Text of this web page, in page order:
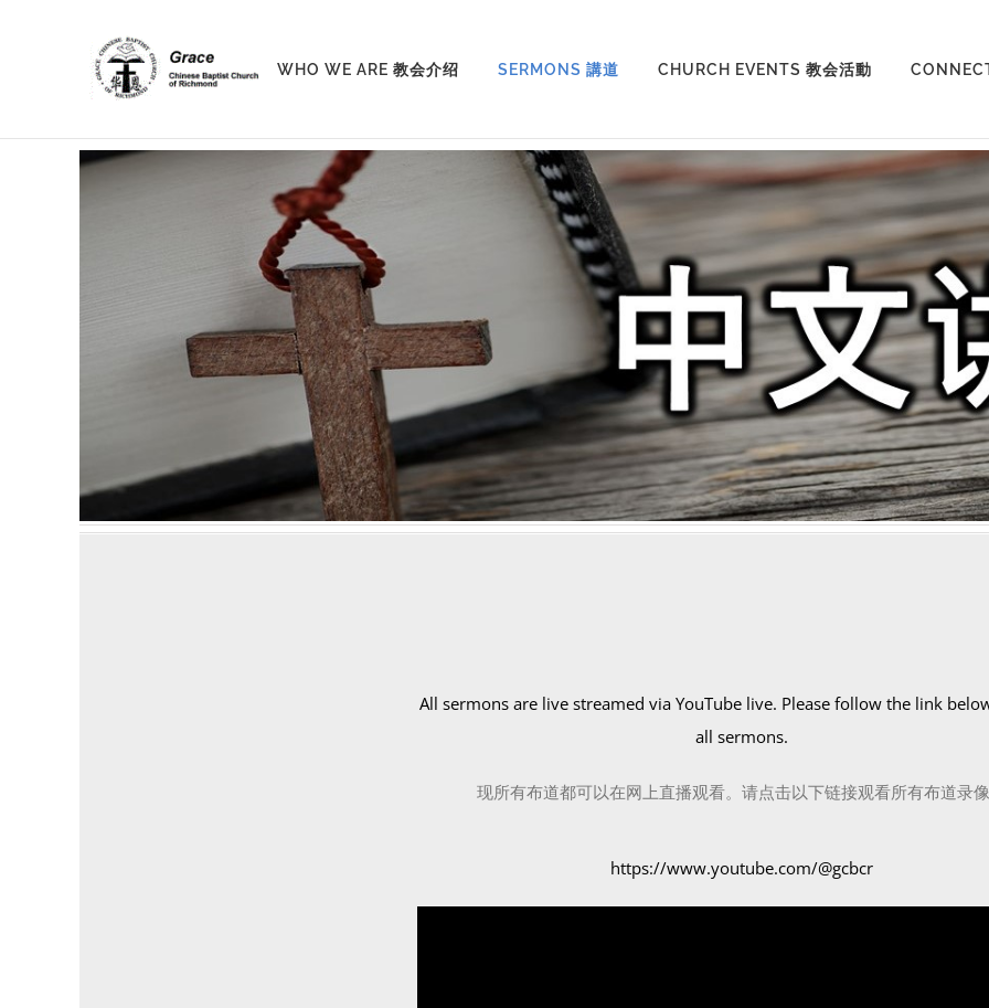
WHO WE ARE 教会介绍 SERMONS 講道 CHURCH EVENTS 教会活動
All sermons are live streamed via YouTube live. Please follow the link
all sermons.
现所有布道都可以在网上直播观看。 请点击以下链接观看所有布道录像
https://www.youtube.com/@gcbcr